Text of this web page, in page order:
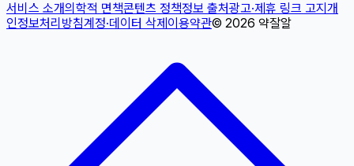
서비스 소개의학적 면책콘텐츠 정책정보 출처광고·제휴 링크 고지 개
인정보처리방침계정·데이터 삭제 이용약관© 2026 약잘알